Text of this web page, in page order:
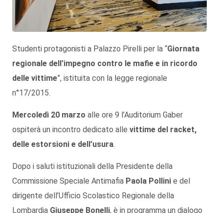
Studenti protagonisti a Palazzo Pirelli per la “Giornata
regionale dell’impegno contro le mafie e in ricordo
delle vittime”, istituita con la legge regionale
n°17/2015.
Mercoledì 20 marzo alle ore 9 l’Auditorium Gaber
ospiterà un incontro dedicato alle vittime del racket,
delle estorsioni e dell’usura.
Dopo i saluti istituzionali della Presidente della
Commissione Speciale Antimafia Paola Pollini e del
dirigente dell’Ufficio Scolastico Regionale della
Lombardia Giuseppe Bonelli, è in programma un dialogo